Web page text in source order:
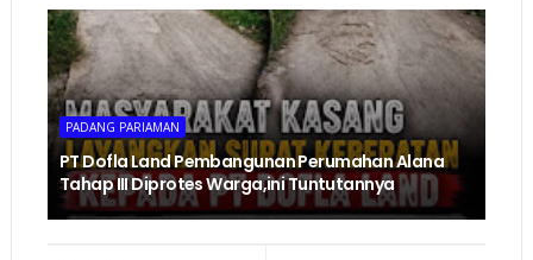
PADANG PARIAMAN
PT Dofla Land Pembangunan Perumahan Alana
Tahap III Diprotes Warga,ini Tuntutannya